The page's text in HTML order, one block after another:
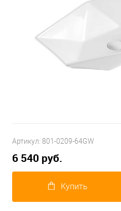
Артикул: 801-0209-64GW
6 540 руб.
Купить